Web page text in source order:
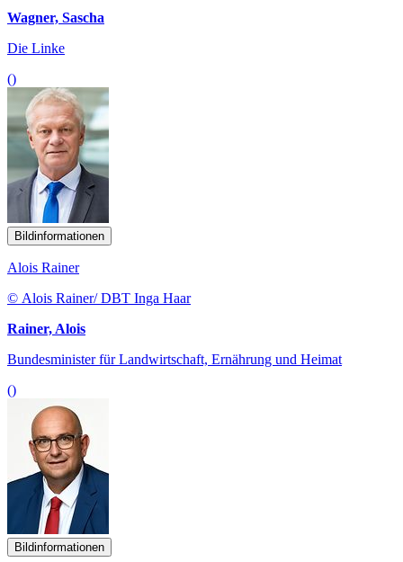
Wagner, Sascha
Die Linke
()
Bildinformationen
Alois Rainer
© Alois Rainer/ DBT Inga Haar
Rainer, Alois
Bundesminister für Landwirtschaft, Ernährung und Heimat
()
Bildinformationen